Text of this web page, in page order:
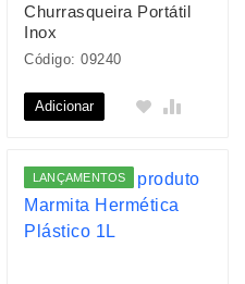
Churrasqueira Portátil
Inox
Código: 09240
Adicionar
LANÇAMENTOS